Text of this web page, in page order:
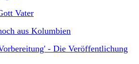
Vater
aus Kolumbien
- Die Veröffentlichung